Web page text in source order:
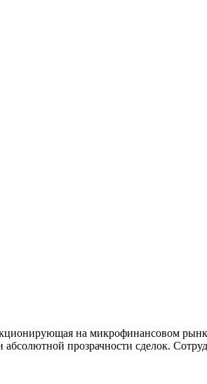
на микрофинансовом
прозрачности сделок.